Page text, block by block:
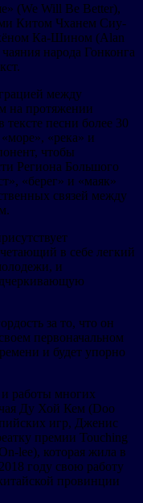
(We Will Be Better),
Китом Чханем Сиу-
Ка-Шином (Alan
народа Гонконга
между
на протяжении
тексте песни более 30
«река» и
чтобы
Региона Большого
«берег» и «маяк»
связей между
в себе легкий
и
за то, что он
первоначальном
и будет упорно
работы многих
Ду Хой Кем (Doo
игр, Дженис
премии Touching
lee), которая жила в
году свою работу
провинции